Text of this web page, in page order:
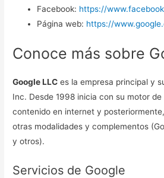
Facebook: https://
Página web: https://
Conoce más sobre
Google LLC es la empresa principal y
Inc. Desde 1998 inicia con su motor de
contenido en internet y
otras modalidades y complementos
y otros).
Servicios de Google